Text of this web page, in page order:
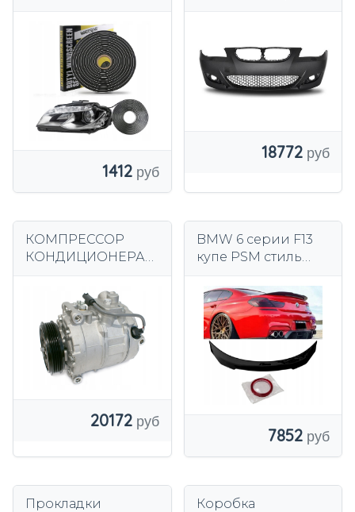
1412
крючок и фонарь
18772
КОМПРЕССОР
КОНДИЦИОНЕРА
7SEU17C DENSO
Замена 447190-7213
20172
BMW 6 серии F13
купе PSM стиль
спойлер
глянцевый черный
7852
Прокладки
Коробка